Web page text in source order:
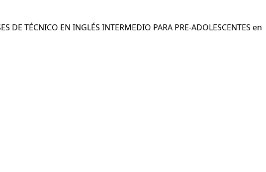
TÉCNICO EN INGLÉS INTERMEDIO PARA PRE-ADOLESCENTES en